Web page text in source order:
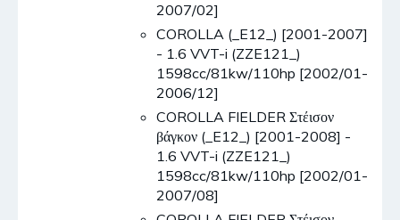
2007/02]
COROLLA (_E12_) [2001-2007]
- 1.6 VVT-i (ZZE121_)
1598cc/81kw/110hp [2002/01-
2006/12]
COROLLA FIELDER Στέισον
βάγκον (_E12_) [2001-2008] -
1.6 VVT-i (ZZE121_)
1598cc/81kw/110hp [2002/01-
2007/08]